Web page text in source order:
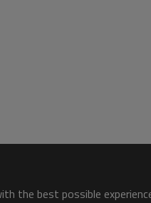
the best possible